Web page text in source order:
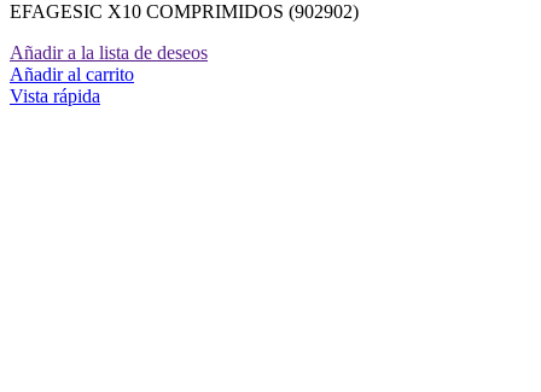
EFAGESIC X10 COMPRIMIDOS (902902)
Añadir a la lista de deseos
Añadir al carrito
Vista rápida